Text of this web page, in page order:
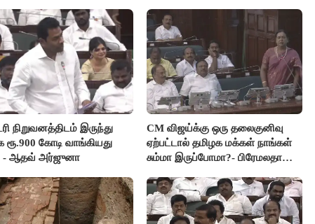
நிறுவனத்திடம் இருந்து
ரூ.900 கோடி வாங்கியது
- ஆதவ் அர்ஜுனா
CM விஜய்க்கு ஒரு தலைகுனிவு
ஏற்பட்டால் தமிழக மக்கள் நாங்கள்
சும்மா இருப்போமா?- பிரேமலதா